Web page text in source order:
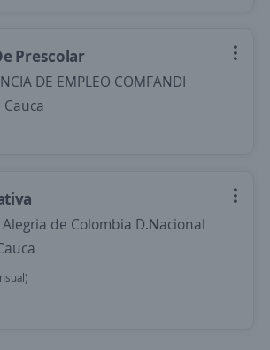
Prescolar
DE EMPLEO COMFANDI
Alegria de Colombia D.Nacional